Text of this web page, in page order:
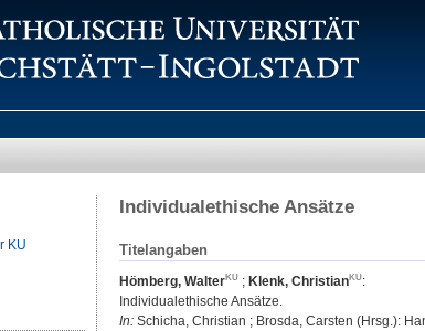
KU
Individualethische Ansätze
Titelangaben
Hömberg, Walter ; Klenk, Christian
:
Individualethische Ansätze.
In: Schicha, Christian ; Brosda, Carsten (Hrsg.):